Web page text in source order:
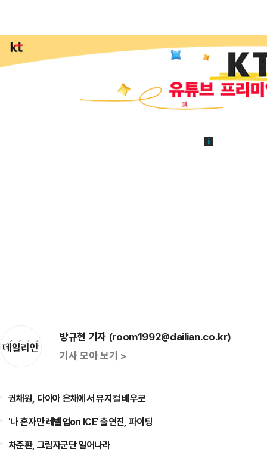
방규현 기자 (room1992@dailian.co.kr)
기사 모아 보기 >
권채원, 다이아 은채에서 뮤지컬 배우로
'나 혼자만 레벨업on ICE' 출연진, 파이팅
차준환, 그림자군단 일어나라